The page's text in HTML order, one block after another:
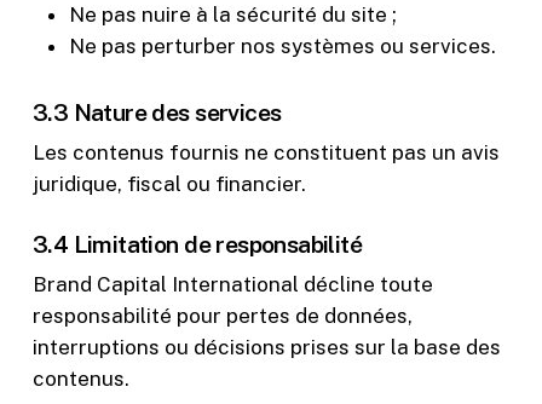
Ne pas nuire à la sécurité du site ;
Ne pas perturber nos systèmes ou services.
3.3 Nature des services
Les contenus fournis ne constituent pas un avis
juridique, fiscal ou financier.
3.4 Limitation de responsabilité
Brand Capital International décline toute
responsabilité pour pertes de données,
interruptions ou décisions prises sur la base des
contenus.